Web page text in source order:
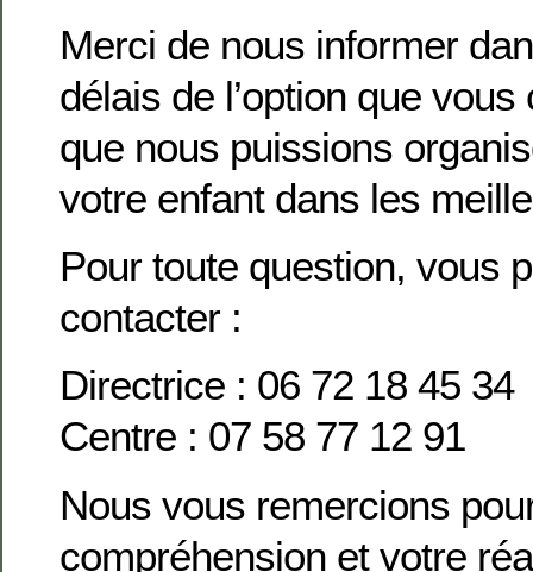
Merci de nous informer
délais de l’option que
que nous puissions
votre enfant dans les
Pour toute question, vous
contacter :
Directrice : 06 72 18 45 34
Centre : 07 58 77 12 91
Nous vous remercions
compréhension et votre